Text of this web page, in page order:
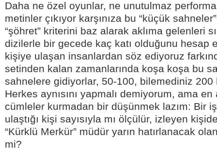
Daha ne özel oyunlar, ne unutulmaz
metinler çıkıyor karşınıza bu “küçük
“şöhret” kriterini baz alarak aklıma gelenleri
dizilerle bir gecede kaç katı olduğunu hesap
kişiye ulaşan insanlardan söz ediyoruz
setinden kalan zamanlarında koşa koşa bu
sahnelere gidiyorlar, 50-100, bilemediniz
Herkes aynısını yapmalı demiyorum, ama en
cümleler kurmadan bir düşünmek lazım: Bir
ulaştığı kişi sayısıyla mı ölçülür, izleyen
“Kürklü Merkür” müdür yarın hatırlanacak
mi?